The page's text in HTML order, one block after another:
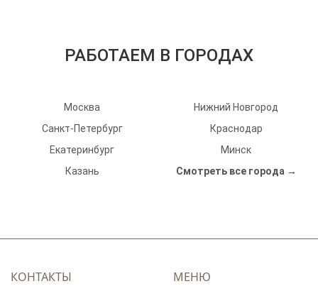
РАБОТАЕМ В ГОРОДАХ
Москва
Санкт-Петербург
Екатеринбург
Казань
Нижний Новгород
Краснодар
Минск
Смотреть все города →
КОНТАКТЫ МЕНЮ